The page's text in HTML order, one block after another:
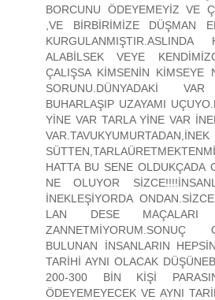
BORCUNU ÖDEYEMEYİZ VE
,VE BİRBİRİMİZE DÜŞMAN
ALABİLSEK VEYE
ÇALIŞSA KİMSENİN KİMSEYE
SORUNU.DÜNYADAKİ
BUHARLAŞIP UZAYAMI
YİNE VAR TARLA YİNE VAR
VAR.TAVUKYUMURTADAN,İNEK
HATTA BU SENE OLDUKÇADA
NE OLUYOR
İNEKLEŞİYORDA
LAN DESE MAÇALARI
ZANNETMİYORUM.SONUÇ
BULUNAN İNSANLARIN
TARİHİ AYNI OLACAK
200-300 BİN KİŞİ
ÖDEYEMEYECEK VE AYNI